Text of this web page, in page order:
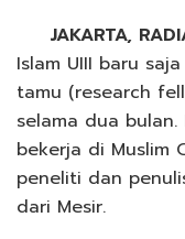
JAKARTA,
Islam UIII baru
tamu (research
selama dua
bekerja di Muslim
peneliti dan
dari Mesir.